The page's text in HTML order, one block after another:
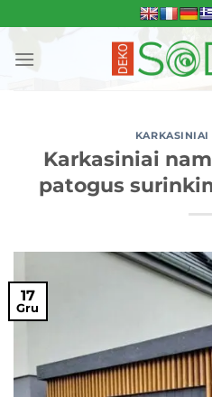
to
content
Karkasiniai
patogus
17
Gru